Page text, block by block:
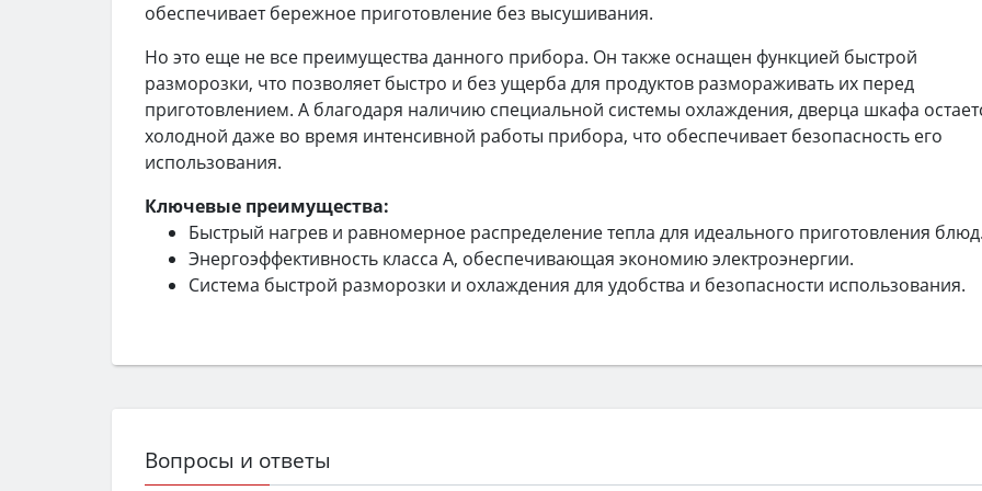
обеспечивает бережное приготовление без высушивания.
Но это еще не все преимущества данного прибора. Он также оснащен функцией быстрой
разморозки, что позволяет быстро и без ущерба для продуктов размораживать их перед
приготовлением. А благодаря наличию специальной системы охлаждения, дверца шкафа
холодной даже во время интенсивной работы прибора, что обеспечивает безопасность его
использования.
Ключевые преимущества:
Быстрый нагрев и равномерное распределение тепла для идеального приготовления
Энергоэффективность класса A, обеспечивающая экономию электроэнергии.
Система быстрой разморозки и охлаждения для удобства и безопасности использования.
Вопросы и ответы